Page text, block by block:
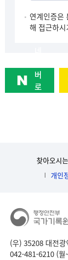
연계인증은
해 접근하
버
로
찾아오시
개인
(우) 35208 대전
042-481-6210 (월